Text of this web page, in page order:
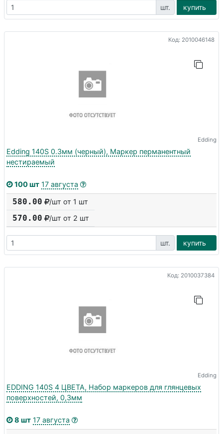
шт. купить
Код: 2010046148
Edding
Edding 140S 0.3мм (черный), Маркер перманентный
нестираемый
100 шт 17 августа
580.00 /шт от 1 шт
570.00 /шт от 2 шт
шт. купить
Код: 2010037384
Edding
EDDING 140S 4 ЦВЕТА, Набор маркеров для глянцевых
поверхностей, 0,3мм
8 шт 17 августа